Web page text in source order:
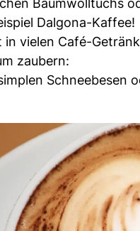
Baumwolltuchs
Dalgona-Kaffee!
in vielen Café-
zaubern:
Schneebesen